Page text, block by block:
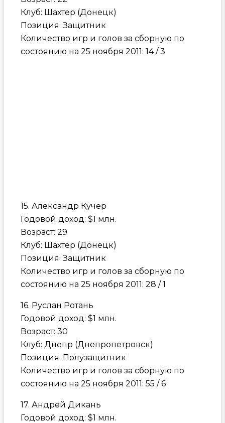
Клуб: Шахтер (Донецк)
Позиция: Защитник
Количество игр и голов за сборную по
состоянию на 25 ноября 2011: 14 / 3
15. Александр Кучер
Годовой доход: $1 млн.
Возраст: 29
Клуб: Шахтер (Донецк)
Позиция: Защитник
Количество игр и голов за сборную по
состоянию на 25 ноября 2011: 28 / 1
16. Руслан Ротань
Годовой доход: $1 млн.
Возраст: 30
Клуб: Днепр (Днепропетровск)
Позиция: Полузащитник
Количество игр и голов за сборную по
состоянию на 25 ноября 2011: 55 / 6
17. Андрей Дикань
Годовой доход: $1 млн.